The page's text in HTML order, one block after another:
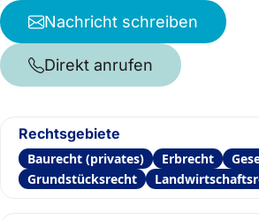
Nachricht schreiben
Direkt anrufen
Rechtsgebiete
Baurecht (privates) Erbrecht
Grundstücksrecht